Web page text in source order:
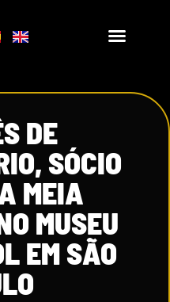
DE
SÓCIO
MEIA
MUSEU
EM SÃO